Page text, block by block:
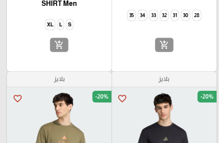
28
30
31
32
33
34
35
add_shopping_cart
SHIRT Men
S
L
XL
add_shopping_cart
بلايز
favorite_border -20%
بلايز
favorite_border -20%